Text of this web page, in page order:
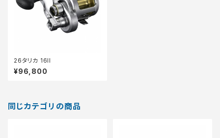
26タリカ 16II
¥96,800
同じカテゴリの商品